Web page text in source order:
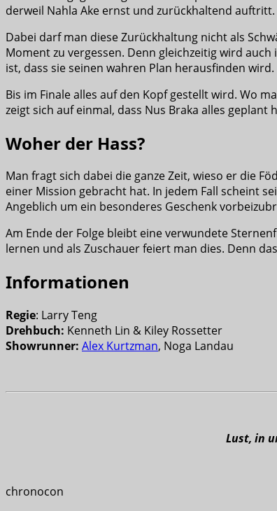
derweil Nahla Ake ernst und zurückhaltend auftritt.
Dabei darf man diese Zurückhaltung nicht als
Moment zu vergessen. Denn gleichzeitig wird
ist, dass sie seinen wahren Plan herausfinden wird.
Bis im Finale alles auf den Kopf gestellt wird. Wo
zeigt sich auf einmal, dass Nus Braka alles geplant
Woher der Hass?
Man fragt sich dabei die ganze Zeit, wieso er die
einer Mission gebracht hat. In jedem Fall scheint
Angeblich um ein besonderes Geschenk
Am Ende der Folge bleibt eine verwundete
lernen und als Zuschauer feiert man dies. Denn
Informationen
Regie: Larry Teng
Drehbuch: Kenneth Lin & Kiley Rossetter
Showrunner: Alex Kurtzman, Noga Landau
Lust, in
chronocon